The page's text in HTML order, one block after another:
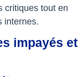
critiques tout en
internes.
impayés et